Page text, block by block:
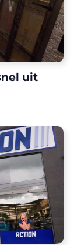
uit